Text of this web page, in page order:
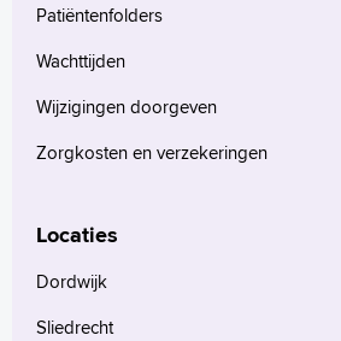
Patiëntenfolders
Wachttijden
Wijzigingen doorgeven
Zorgkosten en verzekeringen
Locaties
Dordwijk
Sliedrecht